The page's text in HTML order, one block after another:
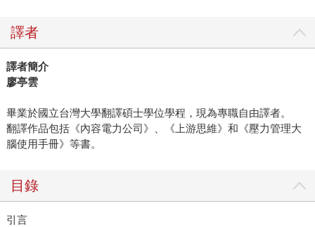
譯者
譯者簡介
廖亭雲
畢業於國立台灣大學翻譯碩士學位學程，現為專職自由譯者。
翻譯作品包括《內容電力公司》、《上游思維》和《壓力管理大
腦使用手冊》等書。
目錄
引言